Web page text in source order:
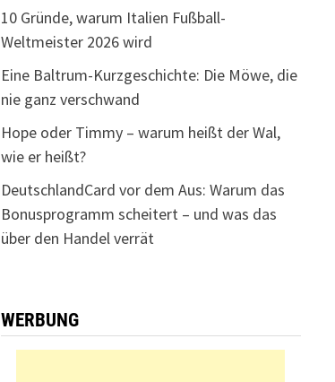
10 Gründe, warum Italien Fußball-
Weltmeister 2026 wird
Eine Baltrum-Kurzgeschichte: Die Möwe, die
nie ganz verschwand
Hope oder Timmy – warum heißt der Wal,
wie er heißt?
DeutschlandCard vor dem Aus: Warum das
Bonusprogramm scheitert – und was das
über den Handel verrät
WERBUNG